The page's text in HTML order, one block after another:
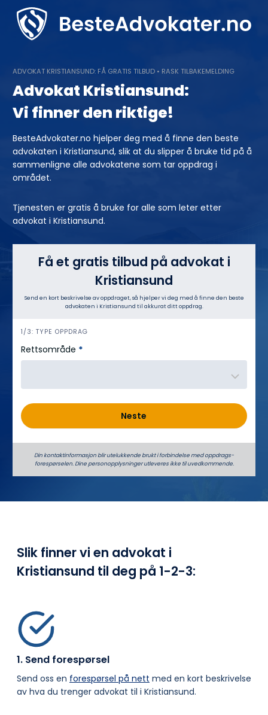
content
ADVOKAT KRISTIANSUND: FÅ GRATIS TILBUD • RASK TILBAKEMELDING
Advokat Kristiansund:
Vi finner den riktige!
BesteAdvokater.no hjelper deg med å finne den beste
advokaten i Kristiansund, slik at du slipper å bruke tid på å
sammenligne alle advokatene som tar oppdrag i
området.
Tjenesten er gratis å bruke for alle som leter etter
advokat i Kristiansund.
Få et gratis tilbud på advokat i
Kristiansund
Send en kort beskrivelse av oppdraget, så hjelper vi deg med å finne den beste
advokaten i Kristiansund til akkurat ditt oppdrag.
h
e
r
1/3: TYPE OPPDRAG
Rettsområde *
Neste
Din kontaktinformasjon blir utelukkende brukt i forbindelse med oppdrags­
forespørselen. Dine person­­opplysninger utleveres ikke til uvedkommende.
Slik finner vi en advokat i
Kristiansund til deg på 1-2-3:
1. Send forespørsel
Send oss en forespørsel på nett med en kort beskrivelse
av hva du trenger advokat til i Kristiansund.